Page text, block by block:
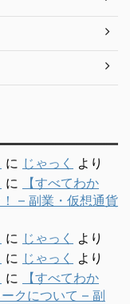
に じゃっく
より
に
【すべてわか
– 副業・仮想通貨
に じゃっく
より
に じゃっく
より
に
【すべてわか
クについて – 副